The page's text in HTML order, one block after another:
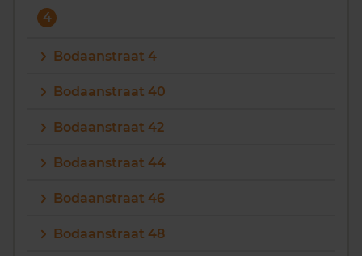
4
Bodaanstraat 4
Bodaanstraat 40
Bodaanstraat 42
Bodaanstraat 44
Bodaanstraat 46
Bodaanstraat 48